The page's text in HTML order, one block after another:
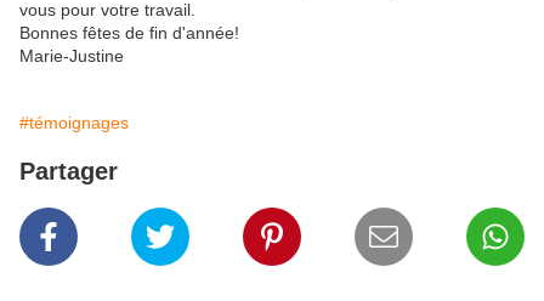
vous pour votre travail.
Bonnes fêtes de fin d'année!
Marie-Justine
#témoignages
Partager